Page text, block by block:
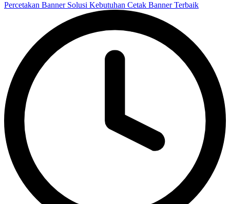
Percetakan Banner Solusi Kebutuhan Cetak Banner Terbaik